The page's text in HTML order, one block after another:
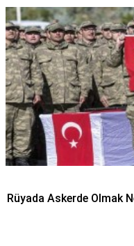
Rüyada Askerde Olmak